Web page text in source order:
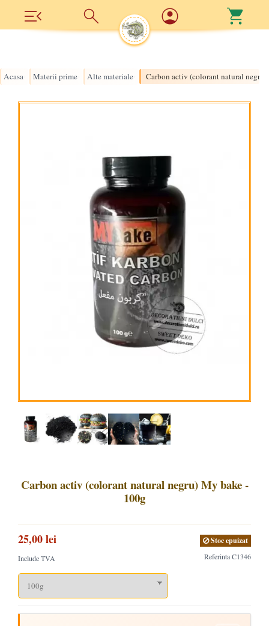
Acasa Materii prime Alte materiale Carbon activ (colorant natural
Carbon activ (colorant natural negru) My bake -
100g
ReferintaC1346
Stoc epuizat
25,00 lei
Include TVA